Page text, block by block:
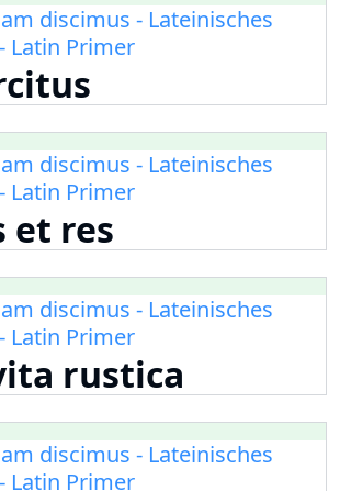
discimus - Lateinisches
Latin Primer
discimus - Lateinisches
Latin Primer
et res
discimus - Lateinisches
Latin Primer
rustica
discimus - Lateinisches
Latin Primer